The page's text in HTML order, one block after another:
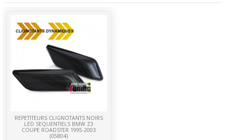
REPETITEURS CLIGNOTANTS NOIRS
LED SEQUENTIELS BMW Z3
COUPE ROADSTER 1995-2003
(05804)